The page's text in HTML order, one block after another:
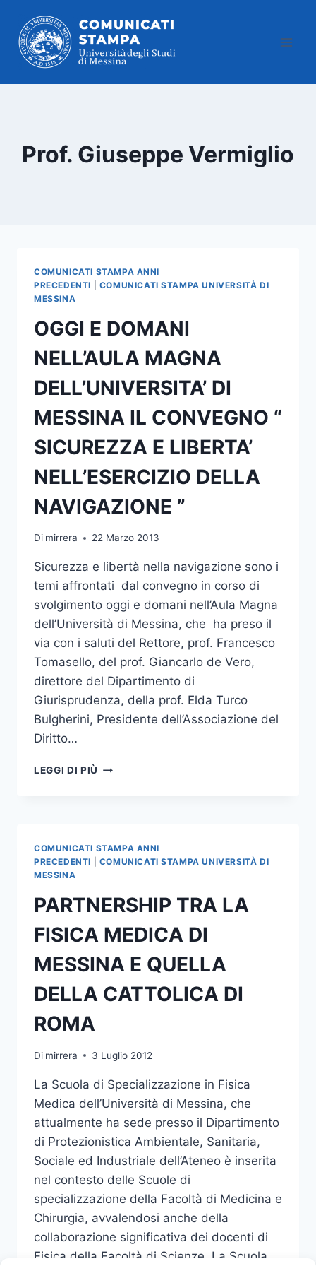
contenuto
Prof. Giuseppe Vermiglio
COMUNICATI STAMPA ANNI
PRECEDENTI
COMUNICATI STAMPA UNIVERSITÀ DI
MESSINA
OGGI E DOMANI
NELL’AULA MAGNA
DELL’UNIVERSITA’ DI
MESSINA IL CONVEGNO “
SICUREZZA E LIBERTA’
NELL’ESERCIZIO DELLA
NAVIGAZIONE ”
Di mirrera 22 Marzo 2013
Sicurezza e libertà nella navigazione sono i
temi affrontati dal convegno in corso di
svolgimento oggi e domani nell’Aula Magna
dell’Università di Messina, che ha preso il
via con i saluti del Rettore, prof. Francesco
Tomasello, del prof. Giancarlo de Vero,
direttore del Dipartimento di
Giurisprudenza, della prof. Elda Turco
Bulgherini, Presidente dell’Associazione del
Diritto…
LEGGI DI PIÙ OGGI
DI
CONVEGNO
“
SICUREZZA
E
LIBERTA’
NELL’ESERCIZIO
DELLA
NAVIGAZIONE
COMUNICATI STAMPA ANNI
PRECEDENTI
COMUNICATI STAMPA UNIVERSITÀ DI
MESSINA
PARTNERSHIP TRA LA
FISICA MEDICA DI
MESSINA E QUELLA
DELLA CATTOLICA DI
ROMA
Di mirrera 3 Luglio 2012
La Scuola di Specializzazione in Fisica
Medica dell’Università di Messina, che
attualmente ha sede presso il Dipartimento
di Protezionistica Ambientale, Sanitaria,
Sociale ed Industriale dell’Ateneo è inserita
nel contesto delle Scuole di
specializzazione della Facoltà di Medicina e
Chirurgia, avvalendosi anche della
collaborazione significativa dei docenti di
Fisica della Facoltà di Scienze. La Scuola